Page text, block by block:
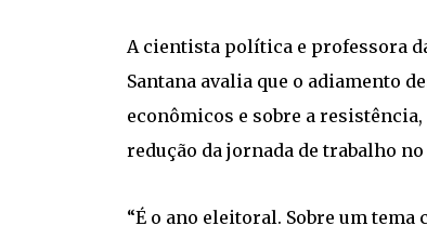
A cientista política e professora
Santana avalia que o adiamento
econômicos e sobre a
redução da jornada de trabalho
“É o ano eleitoral. Sobre um